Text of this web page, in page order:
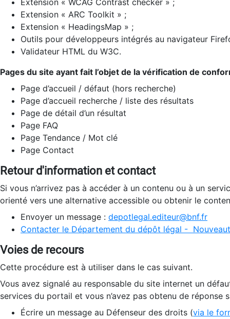
Extension « WCAG Contrast checker » ;
Extension « ARC Toolkit » ;
Extension « HeadingsMap » ;
Outils pour développeurs intégrés au navigateur
Validateur HTML du W3C.
Pages du site ayant fait l’objet de la vérification de
Page d’accueil / défaut (hors recherche)
Page d’accueil recherche / liste des résultats
Page de détail d’un résultat
Page FAQ
Page Tendance / Mot clé
Page Contact
Retour d'information et contact
Si vous n’arrivez pas à accéder à un contenu ou à un
orienté vers une alternative accessible ou obtenir le
Envoyer un message : depotlegal.editeur@bnf.fr
Contacter le Département du dépôt légal -
Voies de recours
Cette procédure est à utiliser dans le cas suivant.
Vous avez signalé au responsable du site internet un
services du portail et vous n’avez pas obtenu de réponse
Écrire un message au Défenseur des droits (via le